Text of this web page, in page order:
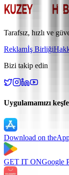
Tarafsız, hızlı ve
Reklamİş Birliği
Bizi takip edin
Uygulamamızı
Download on the
GET IT ONGoogle